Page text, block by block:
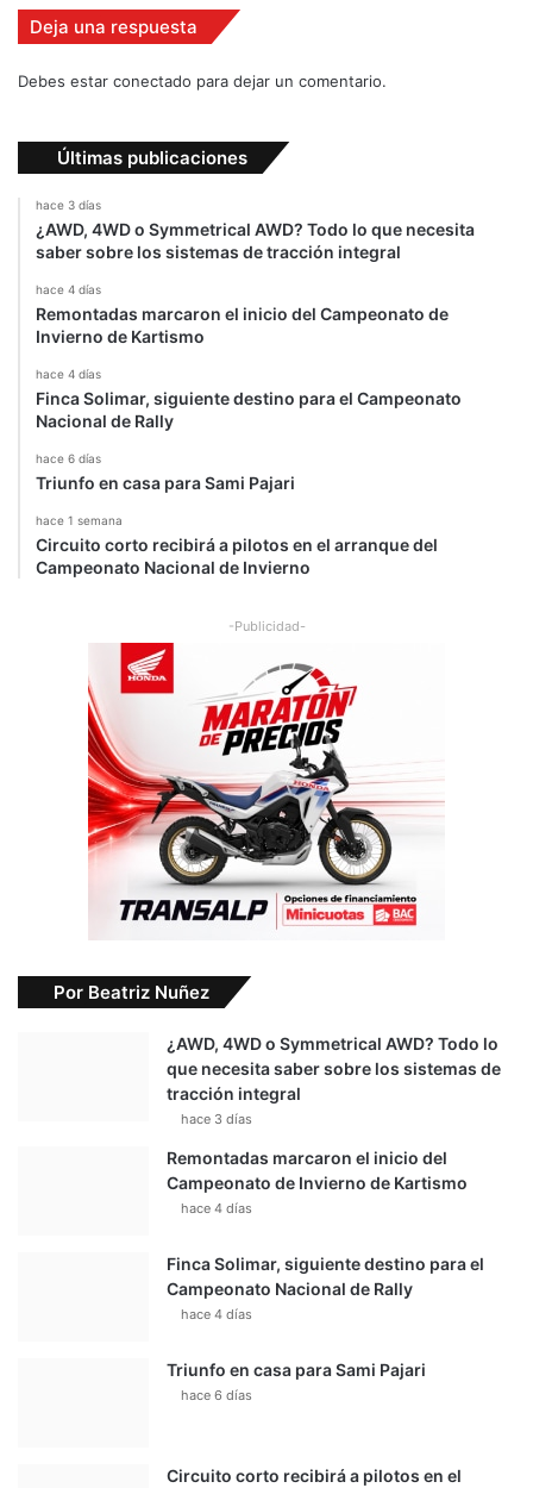
a
y
n
a
Deja una respuesta
Debes estar conectado para dejar un comentario.
Últimas publicaciones
hace 3 días
¿AWD, 4WD o Symmetrical AWD? Todo lo que necesita
saber sobre los sistemas de tracción integral
hace 4 días
Remontadas marcaron el inicio del Campeonato de
Invierno de Kartismo
hace 4 días
Finca Solimar, siguiente destino para el Campeonato
Nacional de Rally
hace 6 días
Triunfo en casa para Sami Pajari
hace 1 semana
Circuito corto recibirá a pilotos en el arranque del
Campeonato Nacional de Invierno
-Publicidad-
Por Beatriz Nuñez
¿AWD, 4WD o Symmetrical AWD? Todo lo
que necesita saber sobre los sistemas de
tracción integral
hace 3 días
Remontadas marcaron el inicio del
Campeonato de Invierno de Kartismo
hace 4 días
Finca Solimar, siguiente destino para el
Campeonato Nacional de Rally
hace 4 días
Triunfo en casa para Sami Pajari
hace 6 días
Circuito corto recibirá a pilotos en el